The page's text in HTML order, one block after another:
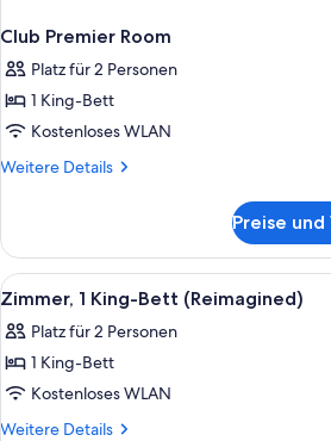
Club Premier Room
Platz für 2 Personen
1 King-Bett
Kostenloses WLAN
Weitere Details
Weitere
Premier
Room
Preise
Alle
Fotos
für
Zimmer,
1 King-
Bett
7
Zimmer, 1 King-Bett (Reimagined)
Platz für 2 Personen
1 King-Bett
Kostenloses WLAN
Weitere Details
Weitere